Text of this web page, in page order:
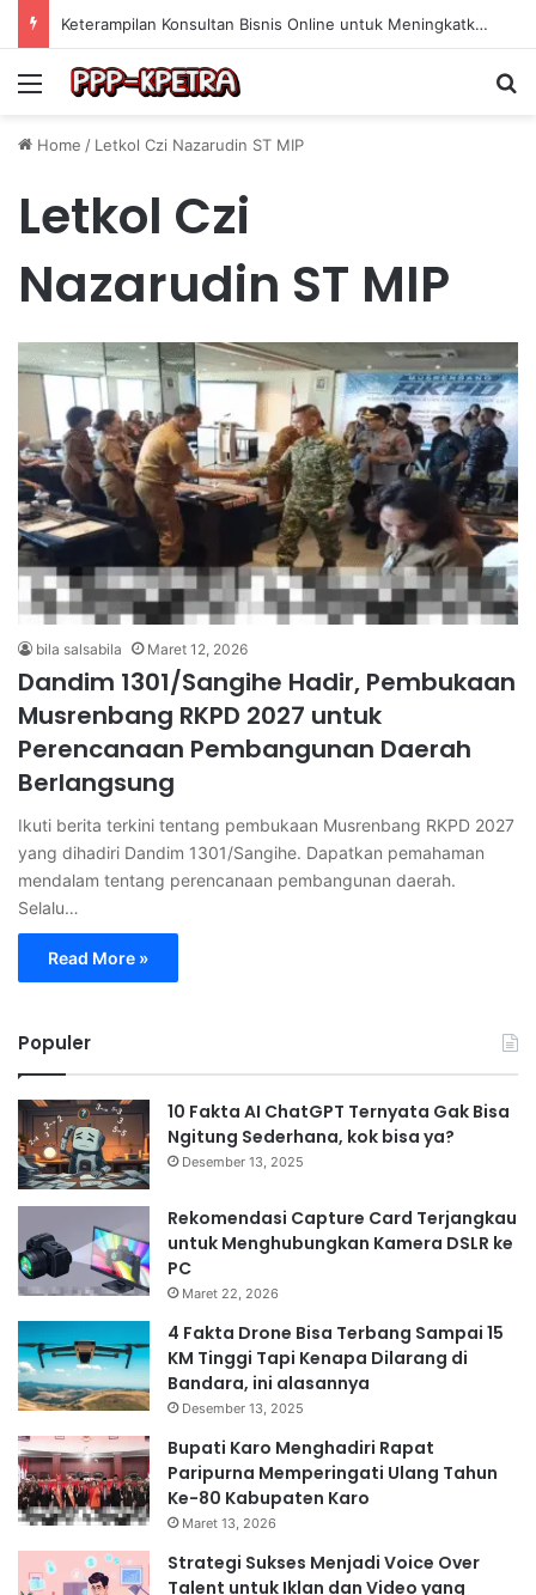
Keterampilan Konsultan Bisnis Online untuk Meningkatkan Pendapatan Berdasarkan Pengalaman Praktis
Menu
Home / Letkol Czi Nazarudin ST MIP
Letkol Czi
Nazarudin ST MIP
bila salsabila Maret 12, 2026
Dandim 1301/Sangihe Hadir, Pembukaan
Musrenbang RKPD 2027 untuk
Perencanaan Pembangunan Daerah
Berlangsung
Ikuti berita terkini tentang pembukaan Musrenbang RKPD 2027
yang dihadiri Dandim 1301/Sangihe. Dapatkan pemahaman
mendalam tentang perencanaan pembangunan daerah.
Selalu…
Read More »
Populer
10 Fakta AI ChatGPT Ternyata Gak Bisa
Ngitung Sederhana, kok bisa ya?
Desember 13, 2025
Rekomendasi Capture Card Terjangkau
untuk Menghubungkan Kamera DSLR ke
PC
Maret 22, 2026
4 Fakta Drone Bisa Terbang Sampai 15
KM Tinggi Tapi Kenapa Dilarang di
Bandara, ini alasannya
Desember 13, 2025
Bupati Karo Menghadiri Rapat
Paripurna Memperingati Ulang Tahun
Ke-80 Kabupaten Karo
Maret 13, 2026
Strategi Sukses Menjadi Voice Over
Talent untuk Iklan dan Video yang